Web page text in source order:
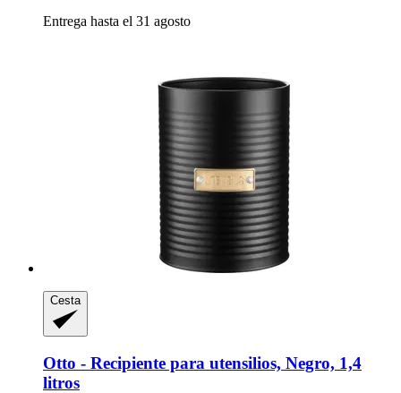
Entrega hasta el 31 agosto
Cesta
Otto -​ Recipiente para utensilios, Negro, 1,4
litros